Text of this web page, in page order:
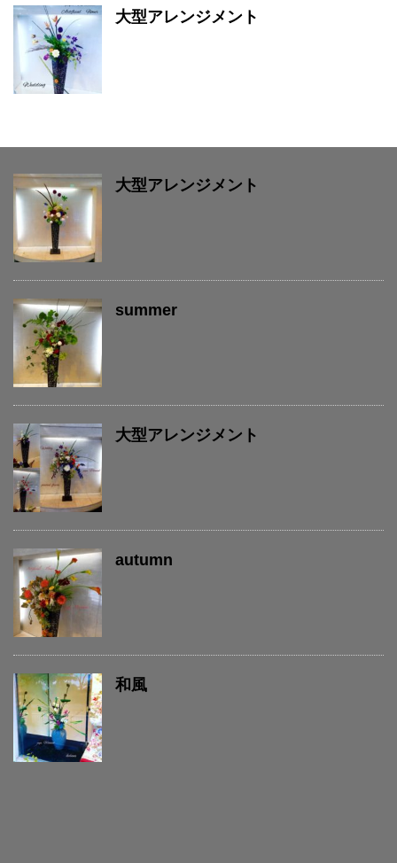
大型アレンジメント
大型アレンジメント
summer
大型アレンジメント
autumn
和風